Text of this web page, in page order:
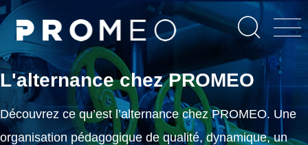
Aller
au
contenu
principal
L'alternance chez PROMEO
Découvrez ce qu’est l’alternance chez PROMEO. Une
organisation pédagogique de qualité, dynamique, un
Panneau de gestion des cookies